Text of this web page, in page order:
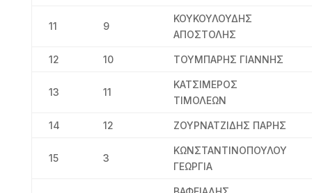
11 9
ΚΟΥΚΟΥΛΟΥΔΗΣ
ΑΠΟΣΤΟΛΗΣ
12 10 ΤΟΥΜΠΑΡΗΣ ΓΙΑΝΝΗΣ
13 11
ΚΑΤΣΙΜΕΡΟΣ
ΤΙΜΟΛΕΩΝ
14 12 ΖΟΥΡΝΑΤΖΙΔΗΣ ΠΑΡΗΣ
15 3
ΚΩΝΣΤΑΝΤΙΝΟΠΟΥΛΟΥ
ΓΕΩΡΓΙΑ